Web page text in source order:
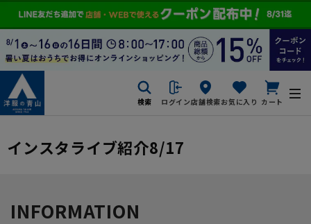
検索 ログイン店舗検索お気に入り カート
インスタライブ紹介8/17
INFORMATION